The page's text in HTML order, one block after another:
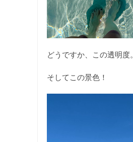
どうですか、この透明度。
そしてこの景色！